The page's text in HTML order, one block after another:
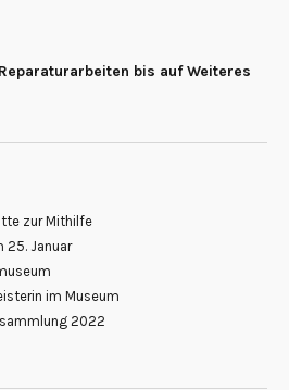
bis auf Weiteres
zur Mithilfe
Januar
im Museum
2022